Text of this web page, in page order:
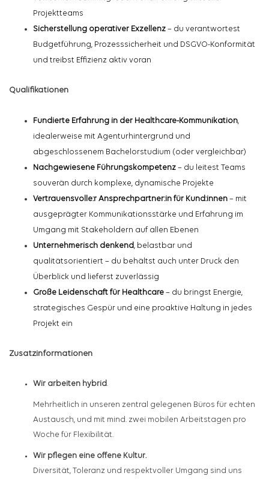
Projektteams
Sicherstellung operativer Exzellenz – du verantwortest
Budgetführung, Prozesssicherheit und DSGVO-Konformität
und treibst Effizienz aktiv voran
Qualifikationen
Fundierte Erfahrung in der Healthcare-Kommunikation,
idealerweise mit Agenturhintergrund und
abgeschlossenem Bachelorstudium (oder vergleichbar)
Nachgewiesene Führungskompetenz – du leitest Teams
souverän durch komplexe, dynamische Projekte
Vertrauensvolle:r Ansprechpartner:in für Kund:innen – mit
ausgeprägter Kommunikationsstärke und Erfahrung im
Umgang mit Stakeholdern auf allen Ebenen
Unternehmerisch denkend, belastbar und
qualitätsorientiert – du behältst auch unter Druck den
Überblick und lieferst zuverlässig
Große Leidenschaft für Healthcare – du bringst Energie,
strategisches Gespür und eine proaktive Haltung in jedes
Projekt ein
Zusatzinformationen
Wir arbeiten hybrid.
Mehrheitlich in unseren zentral gelegenen Büros für echten
Austausch, und mit mind. zwei mobilen Arbeitstagen pro
Woche für Flexibilität.
Wir pflegen eine offene Kultur.
Diversität, Toleranz und respektvoller Umgang sind uns